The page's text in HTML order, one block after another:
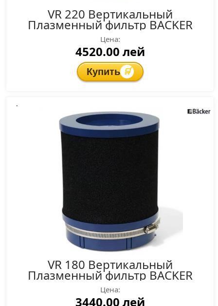
VR 220 Вертикальный
Плазменный фильтр BACKER
Цена:
4520.00 лей
Купить 🛒
VR 180 Вертикальный
Плазменный фильтр BACKER
Цена:
3440.00 лей